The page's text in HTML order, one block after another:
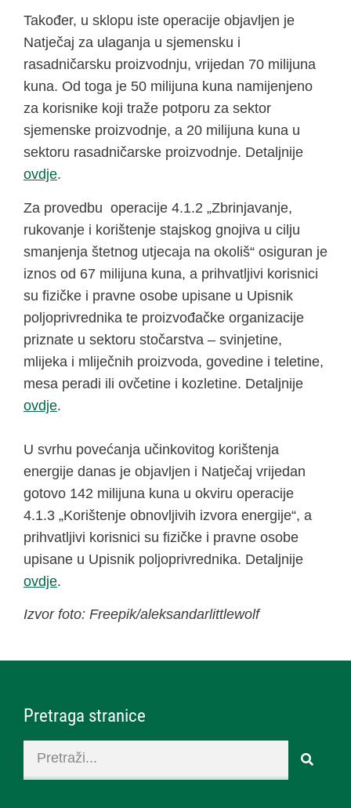
Također, u sklopu iste operacije objavljen je
Natječaj za ulaganja u sjemensku i
rasadničarsku proizvodnju, vrijedan 70 milijuna
kuna. Od toga je 50 milijuna kuna namijenjeno
za korisnike koji traže potporu za sektor
sjemenske proizvodnje, a 20 milijuna kuna u
sektoru rasadničarske proizvodnje. Detaljnije
ovdje.
Za provedbu operacije 4.1.2 „Zbrinjavanje,
rukovanje i korištenje stajskog gnojiva u cilju
smanjenja štetnog utjecaja na okoliš“ osiguran je
iznos od 67 milijuna kuna, a prihvatljivi korisnici
su fizičke i pravne osobe upisane u Upisnik
poljoprivrednika te proizvođačke organizacije
priznate u sektoru stočarstva – svinjetine,
mlijeka i mliječnih proizvoda, govedine i teletine,
mesa peradi ili ovčetine i kozletine. Detaljnije
ovdje.
U svrhu povećanja učinkovitog korištenja
energije danas je objavljen i Natječaj vrijedan
gotovo 142 milijuna kuna u okviru operacije
4.1.3 „Korištenje obnovljivih izvora energije“, a
prihvatljivi korisnici su fizičke i pravne osobe
upisane u Upisnik poljoprivrednika. Detaljnije
ovdje.
Izvor foto: Freepik/aleksandarlittlewolf
Pretraga stranice